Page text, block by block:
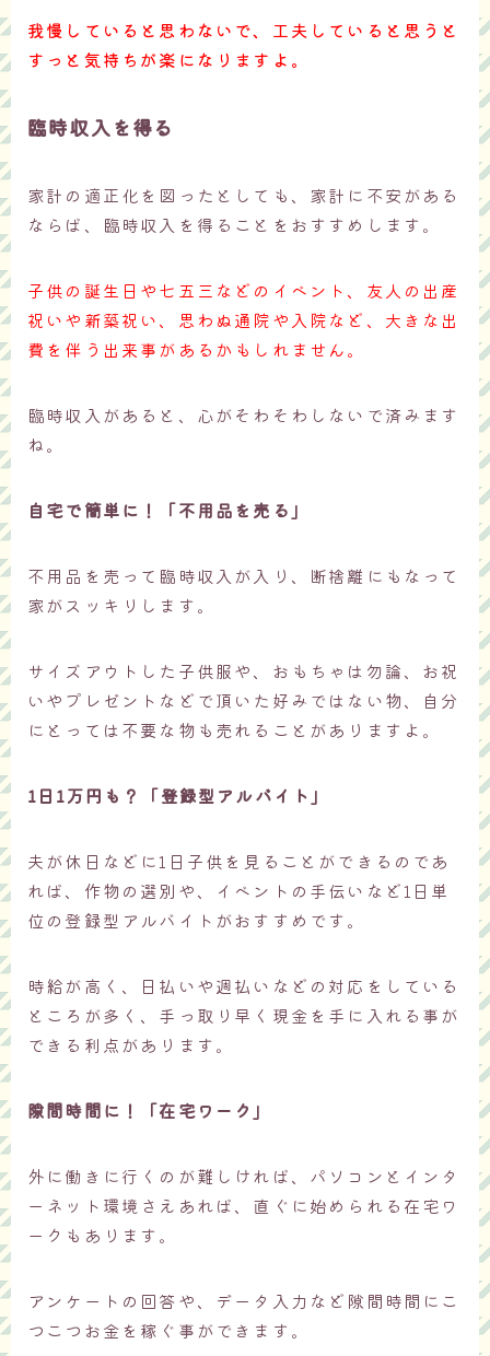
我慢していると思わないで、工夫していると思うと
すっと気持ちが楽になりますよ。
臨時収入を得る
家計の適正化を図ったとしても、家計に不安がある
ならば、臨時収入を得ることをおすすめします。
子供の誕生日や七五三などのイベント、友人の出産
祝いや新築祝い、思わぬ通院や入院など、大きな出
費を伴う出来事があるかもしれません。
臨時収入があると、心がそわそわしないで済みます
ね。
自宅で簡単に！「不用品を売る」
不用品を売って臨時収入が入り、断捨離にもなって
家がスッキリします。
サイズアウトした子供服や、おもちゃは勿論、お祝
いやプレゼントなどで頂いた好みではない物、自分
にとっては不要な物も売れることがありますよ。
1日1万円も？「登録型アルバイト」
夫が休日などに1日子供を見ることができるのであ
れば、作物の選別や、イベントの手伝いなど1日単
位の登録型アルバイトがおすすめです。
時給が高く、日払いや週払いなどの対応をしている
ところが多く、手っ取り早く現金を手に入れる事が
できる利点があります。
隙間時間に！「在宅ワーク」
外に働きに行くのが難しければ、パソコンとインタ
ーネット環境さえあれば、直ぐに始められる在宅ワ
ークもあります。
アンケートの回答や、データ入力など隙間時間にこ
つこつお金を稼ぐ事ができます。